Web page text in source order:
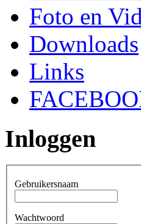
Foto en
Downloads
Links
Inloggen
Gebruikersnaam
Wachtwoord